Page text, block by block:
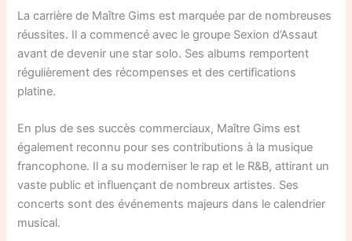
La carrière de Maître Gims est marquée par de nombreuses
réussites. Il a commencé avec le groupe Sexion d’Assaut
avant de devenir une star solo. Ses albums remportent
régulièrement des récompenses et des certifications
platine.
En plus de ses succès commerciaux, Maître Gims est
également reconnu pour ses contributions à la musique
francophone. Il a su moderniser le rap et le R&B, attirant un
vaste public et influençant de nombreux artistes. Ses
concerts sont des événements majeurs dans le calendrier
musical.